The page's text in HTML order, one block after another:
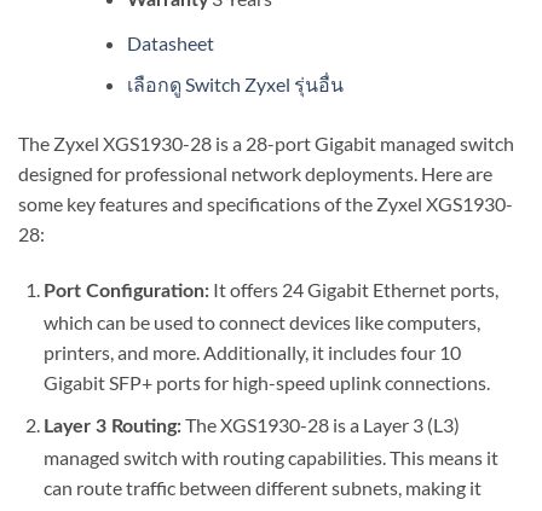
Datasheet
เลือกดู Switch Zyxel รุ่นอื่น
The Zyxel XGS1930-28 is a 28-port Gigabit managed switch
designed for professional network deployments. Here are
some key features and specifications of the Zyxel XGS1930-
28:
Port Configuration:It offers 24 Gigabit Ethernet ports,
which can be used to connect devices like computers,
printers, and more. Additionally, it includes four 10
Gigabit SFP+ ports for high-speed uplink connections.
Layer 3 Routing:The XGS1930-28 is a Layer 3 (L3)
managed switch with routing capabilities. This means it
can route traffic between different subnets, making it